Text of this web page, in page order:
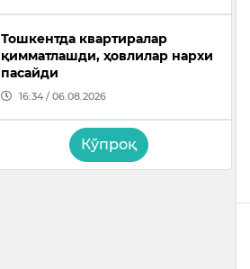
Тошкентда квартиралар
қимматлашди, ҳовлилар нархи
пасайди
16:34 / 06.08.2026
Кўпроқ